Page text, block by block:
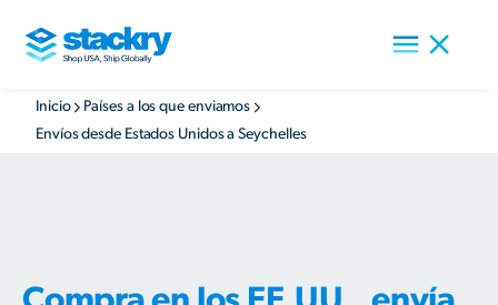
Inicio
Países a los que enviamos
Envíos desde Estados Unidos a Seychelles